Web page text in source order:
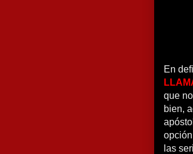
En
que
bien,
las